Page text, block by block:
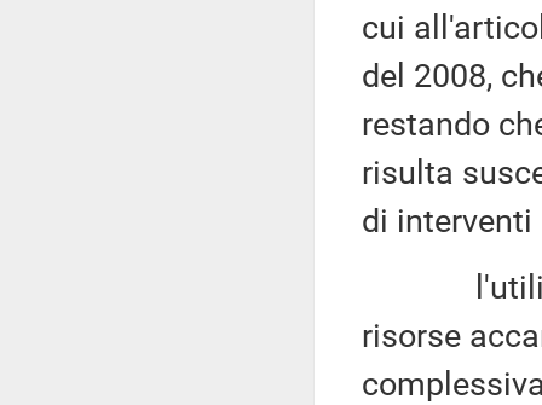
cui
del 2008,
restando
risulta
di interventi
l'utilizzo
risorse